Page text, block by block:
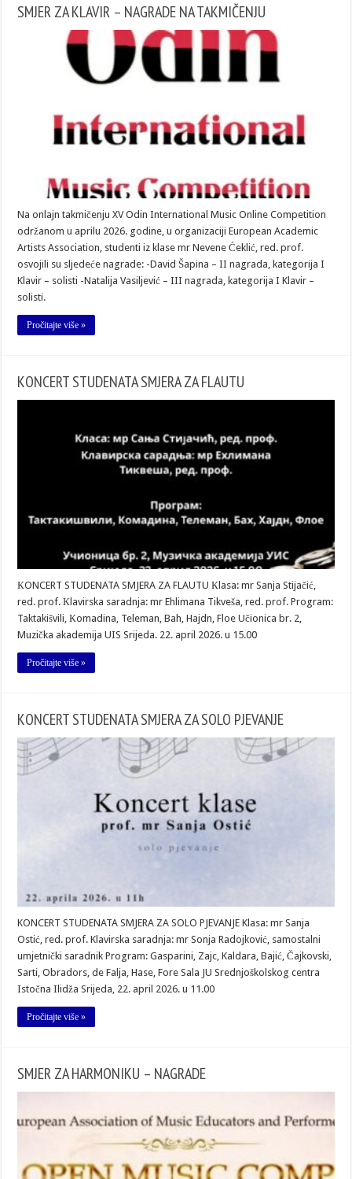
SMJER ZA KLAVIR – NAGRADE NA TAKMIČENJU
Na onlajn takmičenju XV Odin International Music Online Competition
održanom u aprilu 2026. godine, u organizaciji European Academic
Artists Association, studenti iz klase mr Nevene Ćeklić, red. prof.
osvojili su sljedeće nagrade: -David Šapina – II nagrada, kategorija I
Klavir – solisti -Natalija Vasiljević – III nagrada, kategorija I Klavir –
solisti.
Pročitajte više »
КONCERT STUDENATA SMJERA ZA FLAUTU
КONCERT STUDENATA SMJERA ZA FLAUTU Кlasa: mr Sanja Stijačić,
red. prof. Кlavirska saradnja: mr Ehlimana Tikveša, red. prof. Program:
Taktakišvili, Кomadina, Teleman, Bah, Hajdn, Floe Učionica br. 2,
Muzička akademija UIS Srijeda. 22. april 2026. u 15.00
Pročitajte više »
KONCERT STUDENATA SMJERA ZA SOLO PJEVANJE
KONCERT STUDENATA SMJERA ZA SOLO PJEVANJE Klasa: mr Sanja
Ostić, red. prof. Klavirska saradnja: mr Sonja Radojković, samostalni
umjetnički saradnik Program: Gasparini, Zajc, Kaldara, Bajić, Čajkovski,
Sarti, Obradors, de Falja, Hase, Fore Sala JU Srednjoškolskog centra
Istočna Ilidža Srijeda, 22. april 2026. u 11.00
Pročitajte više »
SMJER ZA HARMONIKU – NAGRADE